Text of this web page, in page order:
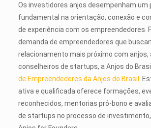
Os investidores anjos desempenham um
fundamental na orientação, conexão e
de experiência com os empreendedores.
demanda de empreendedores que
relacionamento mais próximo com anjos,
conselheiros de startups, a Anjos do
de Empreendedores da Anjos do Brasil .
ativa e qualificada oferece formações,
reconhecidos, mentorias pró-bono e
de startups no processo de